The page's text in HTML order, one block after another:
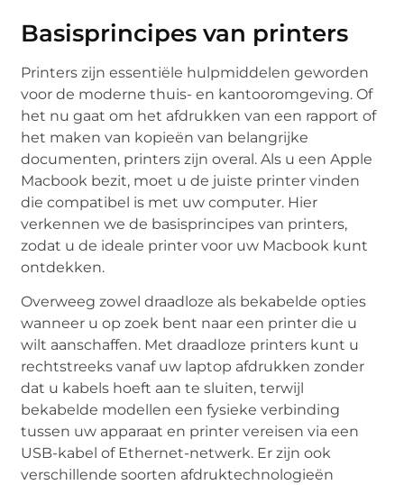
Basisprincipes van printers
Printers zijn essentiële hulpmiddelen geworden
voor de moderne thuis- en kantooromgeving. Of
het nu gaat om het afdrukken van een rapport of
het maken van kopieën van belangrijke
documenten, printers zijn overal. Als u een Apple
Macbook bezit, moet u de juiste printer vinden
die compatibel is met uw computer. Hier
verkennen we de basisprincipes van printers,
zodat u de ideale printer voor uw Macbook kunt
ontdekken.
Overweeg zowel draadloze als bekabelde opties
wanneer u op zoek bent naar een printer die u
wilt aanschaffen. Met draadloze printers kunt u
rechtstreeks vanaf uw laptop afdrukken zonder
dat u kabels hoeft aan te sluiten, terwijl
bekabelde modellen een fysieke verbinding
tussen uw apparaat en printer vereisen via een
USB-kabel of Ethernet-netwerk. Er zijn ook
verschillende soorten afdruktechnologieën